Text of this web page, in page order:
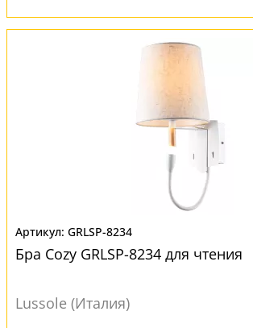
GRLSP-8234
Бра Cozy GRLSP-8234 для чтения
Lussole (Италия)